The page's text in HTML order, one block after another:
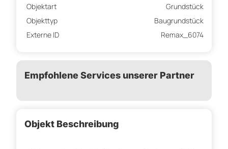
Objektart
Grundstück
Objekttyp
Baugrundstück
Externe ID
Remax_6074
Empfohlene Services unserer Partner
Objekt Beschreibung